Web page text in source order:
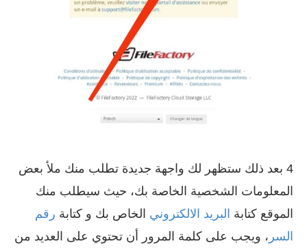
4 بعد ذلك ستظهر لك واجهة جديدة تطلب منك ملأ بعض
المعلومات الشخصية الخاصة بك، حيث سيطلب منك
الموقع كتابة البريد الالكتروني الخاص بك و كتابة رقم
السر ، ويجب على كلمة المرور أن تحتوي على العديد من